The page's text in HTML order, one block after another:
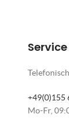
+49(0)155
Mo-Fr,